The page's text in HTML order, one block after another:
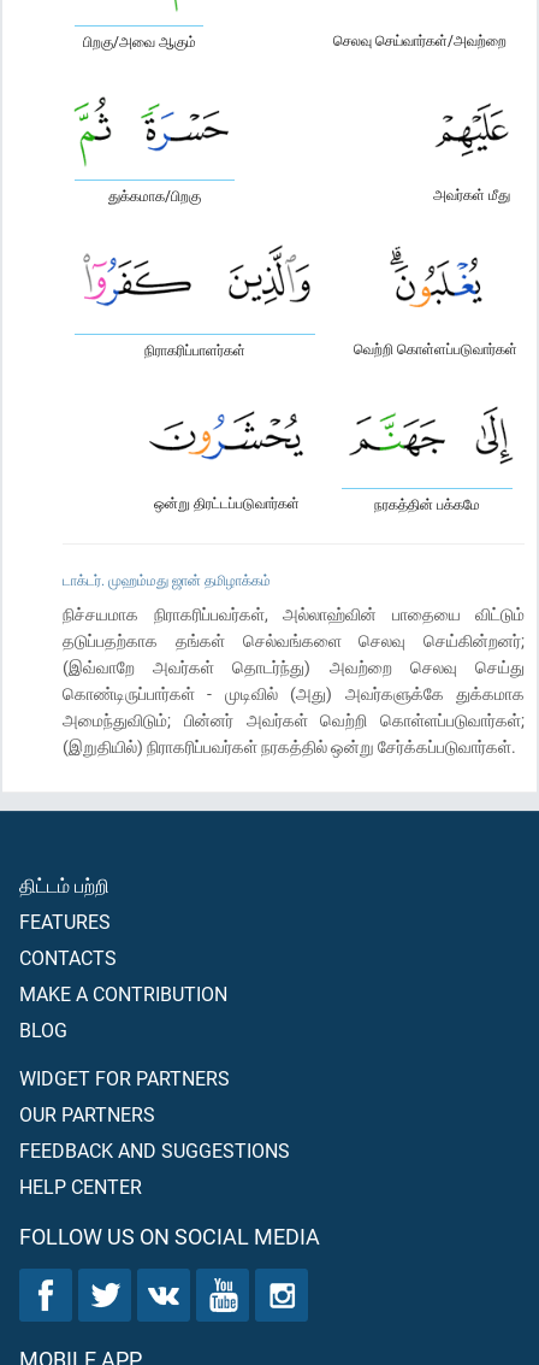
செலவு செய்வார்கள்/அவற்றை
பிறகு/அவை ஆகும்
அவர்கள் மீது
துக்கமாக/பிறகு
வெற்றி கொள்ளப்படுவார்கள்
நிராகரிப்பாளர்கள்
நரகத்தின் பக்கமே
ஒன்று திரட்டப்படுவார்கள்
டாக்டர். முஹம்மது ஜான் தமிழாக்கம்
நிச்சயமாக நிராகரிப்பவர்கள், அல்லாஹ்வின் பாதையை விட்டும்
தடுப்பதற்காக தங்கள் செல்வங்களை செலவு செய்கின்றனர்;
(இவ்வாறே அவர்கள் தொடர்ந்து) அவற்றை செலவு செய்து
கொண்டிருப்பார்கள் - முடிவில் (அது) அவர்களுக்கே துக்கமாக
அமைந்துவிடும்; பின்னர் அவர்கள் வெற்றி கொள்ளப்படுவார்கள்;
(இறுதியில்) நிராகரிப்பவர்கள் நரகத்தில் ஒன்று சேர்க்கப்படுவார்கள்.
திட்டம் பற்றி
FEATURES
CONTACTS
MAKE A CONTRIBUTION
BLOG
WIDGET FOR PARTNERS
OUR PARTNERS
FEEDBACK AND SUGGESTIONS
HELP CENTER
FOLLOW US ON SOCIAL MEDIA
MOBILE APP